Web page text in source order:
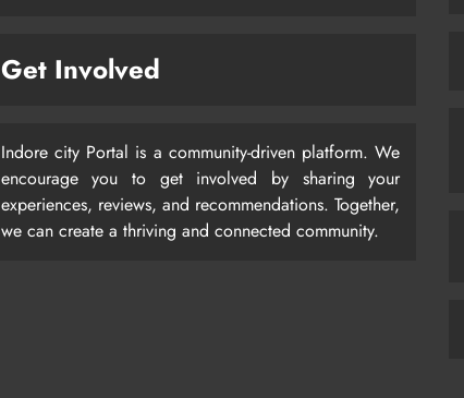
Get Involved
Indore city Portal is a community-driven platform. We
encourage you to get involved by sharing your
experiences, reviews, and recommendations. Together,
we can create a thriving and connected community.